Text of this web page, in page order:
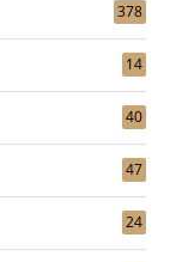
378
14
40
47
24